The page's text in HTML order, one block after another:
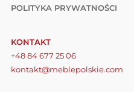
POLITYKA PRYWATNOŚCI
KONTAKT
+48 84 677 25 06
kontakt@meblepolskie.com